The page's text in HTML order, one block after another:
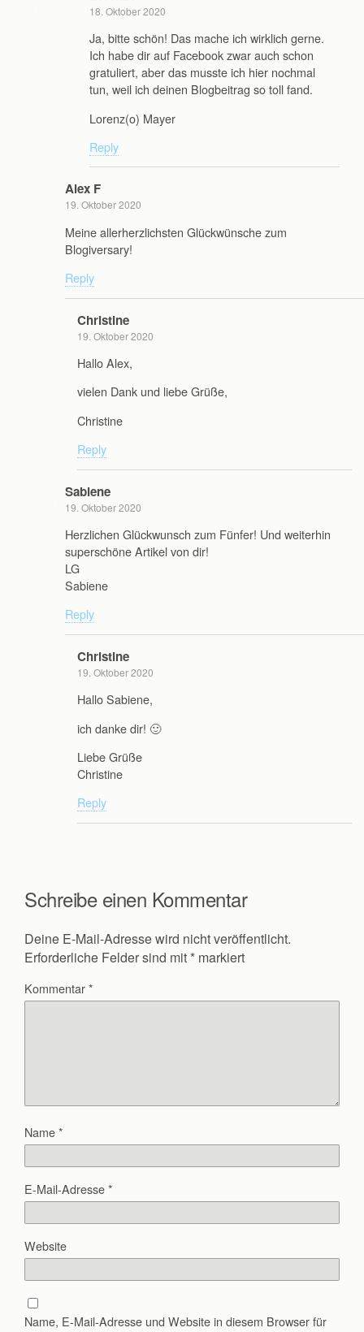
18. Oktober 2020
Ja, bitte schön! Das mache ich wirklich gerne.
Ich habe dir auf Facebook zwar auch schon
gratuliert, aber das musste ich hier nochmal
tun, weil ich deinen Blogbeitrag so toll fand.
Lorenz(o) Mayer
Reply
Alex F
19. Oktober 2020
Meine allerherzlichsten Glückwünsche zum
Blogiversary!
Reply
Christine
19. Oktober 2020
Hallo Alex,
vielen Dank und liebe Grüße,
Christine
Reply
Sabiene
19. Oktober 2020
Herzlichen Glückwunsch zum Fünfer! Und weiterhin
superschöne Artikel von dir!
LG
Sabiene
Reply
Christine
19. Oktober 2020
Hallo Sabiene,
ich danke dir! 🙂
Liebe Grüße
Christine
Reply
Schreibe einen Kommentar
Deine E-Mail-Adresse wird nicht veröffentlicht.
Erforderliche Felder sind mit * markiert
Kommentar*
Name*
E-Mail-Adresse*
Website
Name, E-Mail-Adresse und Website in diesem Browser für